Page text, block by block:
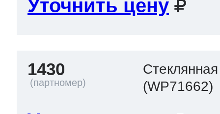
Уточнить цену
1430
(WP71662)